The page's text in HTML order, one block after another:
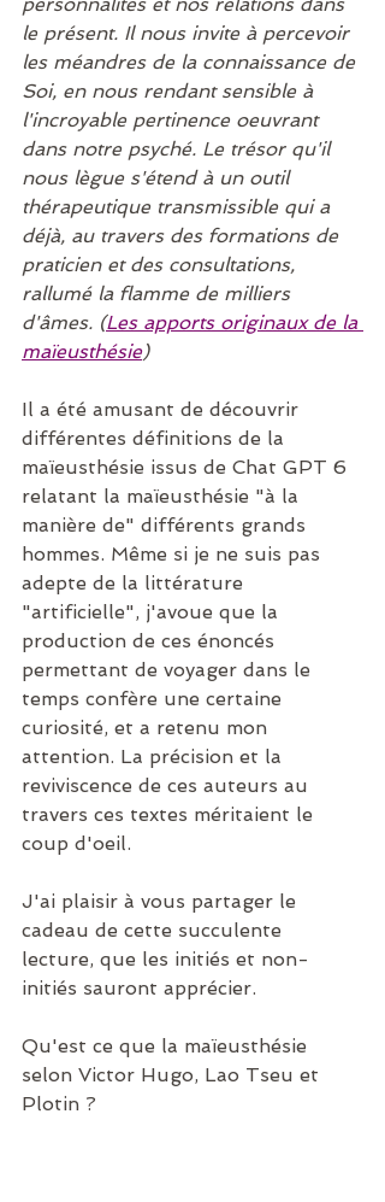
le présent. Il nous invite à percevoir
les méandres de la connaissance de
Soi, en nous rendant sensible à
l'incroyable pertinence oeuvrant
dans notre psyché. Le trésor qu'il
nous lègue s'étend à un outil
thérapeutique transmissible qui a
déjà, au travers des formations de
praticien et des consultations,
rallumé la flamme de milliers
d'âmes. (Les apports originaux de la
maïeusthésie)
Il a été amusant de découvrir
différentes définitions de la
maïeusthésie issus de Chat GPT 6
relatant la maïeusthésie "à la
manière de" différents grands
hommes. Même si je ne suis pas
adepte de la littérature
"artificielle", j'avoue que la
production de ces énoncés
permettant de voyager dans le
temps confère une certaine
curiosité, et a retenu mon
attention. La précision et la
reviviscence de ces auteurs au
travers ces textes méritaient le
coup d'oeil.
J'ai plaisir à vous partager le
cadeau de cette succulente
lecture, que les initiés et non-
initiés sauront apprécier.
Qu'est ce que la maïeusthésie
selon Victor Hugo, Lao Tseu et
Plotin ?